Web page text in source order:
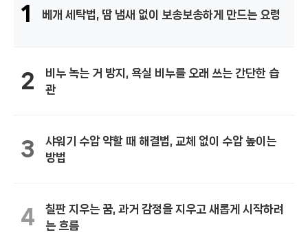
1 베개 세탁법, 땀 냄새 없이 보송보송하게 만드는 요령
2
비누 녹는 거 방지, 욕실 비누를 오래 쓰는 간단한 습
관
3
샤워기 수압 약할 때 해결법, 교체 없이 수압 높이는
방법
4
칠판 지우는 꿈, 과거 감정을 지우고 새롭게 시작하려
는 흐름